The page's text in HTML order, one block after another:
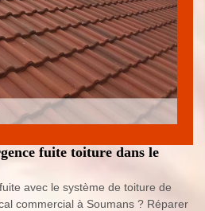
fuite toiture dans le
avec le système de toiture de
commercial à Soumans ? Réparer